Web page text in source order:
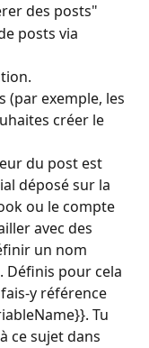
des posts"
posts via
(par exemple, les
créer le
du post est
déposé sur la
ou le compte
avec des
un nom
pour cela
y référence
Tu
ce sujet dans